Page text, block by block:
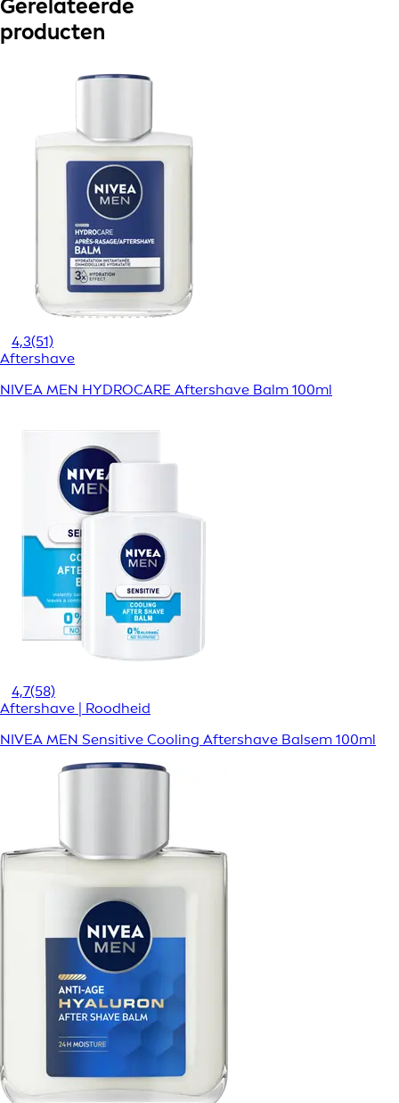
Gerelateerde
producten
4,3(51)
Aftershave
NIVEA MEN HYDROCARE Aftershave Balm 100ml
4,7(58)
Aftershave | Roodheid
NIVEA MEN Sensitive Cooling Aftershave Balsem 100ml